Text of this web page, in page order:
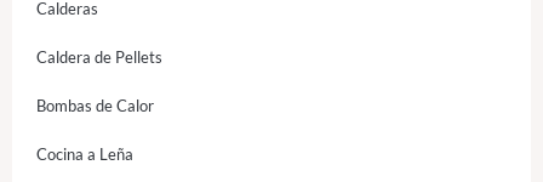
Calderas
Caldera de Pellets
Bombas de Calor
Cocina a Leña